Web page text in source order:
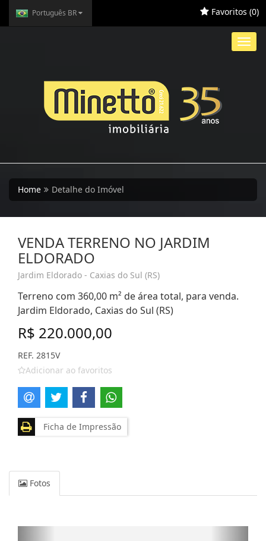
Português BR Favoritos (0)
Home Detalhe do Imóvel
VENDA TERRENO NO JARDIM
ELDORADO
Jardim Eldorado - Caxias do Sul (RS)
Terreno com 360,00 m² de área total, para venda.
Jardim Eldorado, Caxias do Sul (RS)
R$ 220.000,00
REF. 2815V
Adicionar ao favoritos
Ficha de Impressão
Fotos